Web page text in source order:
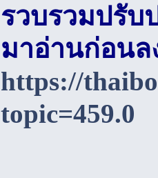
รวบรวมปรับ
มาอ่านก่อน
https://
topic=459.0